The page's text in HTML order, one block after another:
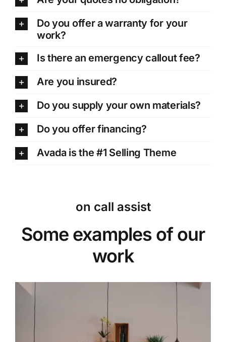
Do you offer a warranty for your
work?
Is there an emergency callout fee?
Are you insured?
Do you supply your own materials?
Do you offer financing?
Avada is the #1 Selling Theme
on call assist
Some examples of our
work